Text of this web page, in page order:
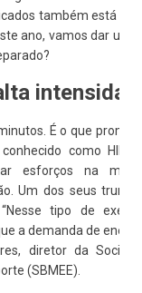
também está no
ano, vamos dar um
É o que
como HIIT
esforços na
Um dos seus
tipo de
a demanda de
diretor da
(SBMEE).